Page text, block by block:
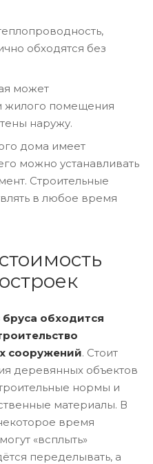
обходятся без
может
жилого помещения
наружу.
дома имеет
можно устанавливать
Строительные
в любое время
обходится
сооружений. Стоит
деревянных объектов
нормы и
материалы. В
время
«всплыть»
переделывать, а